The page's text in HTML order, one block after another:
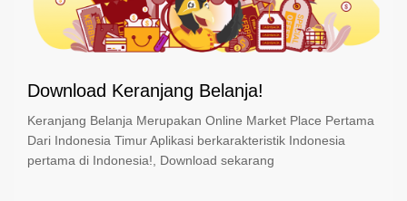
Download Keranjang Belanja!
Keranjang Belanja Merupakan Online Market Place Pertama
Dari Indonesia Timur Aplikasi berkarakteristik Indonesia
pertama di Indonesia!, Download sekarang